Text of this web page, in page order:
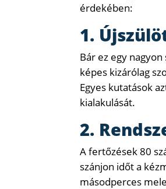
érdekében:
1.
Bár ez egy
képes kizárólag
Egyes kutatások
kialakulását.
2.
A fertőzések 80
szánjon időt a
másodperces